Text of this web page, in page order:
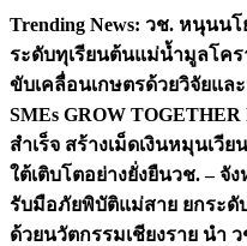
Skip
content
Trending News: วช. หนุนนโ
ระดับทุเรียนต้นแม่น้ำมูลโค
ขับเคลื่อนเกษตรด้วยวิจัยแล
SMEs GROW
สำเร็จ สร้างเม็ดเงินหมุนเวี
ใต้เติบโตอย่างยั่งยืนวช. – จัง
รับมือภัยพิบัติแม่สาย ยกระดั
ด้วยนวัตกรรมเชียงราย นำ